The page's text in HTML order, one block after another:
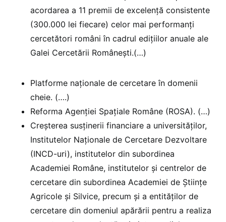
acordarea a 11 premii de excelență consistente
(300.000 lei fiecare) celor mai performanți
cercetători români în cadrul edițiilor anuale ale
Galei Cercetării Românești.(…)
Platforme naționale de cercetare în domenii
cheie. (….)
Reforma Agenției Spațiale Române (ROSA). (…)
Creșterea susținerii financiare a universităților,
Institutelor Naționale de Cercetare Dezvoltare
(INCD-uri), institutelor din subordinea
Academiei Române, institutelor și centrelor de
cercetare din subordinea Academiei de Științe
Agricole și Silvice, precum și a entităților de
cercetare din domeniul apărării pentru a realiza